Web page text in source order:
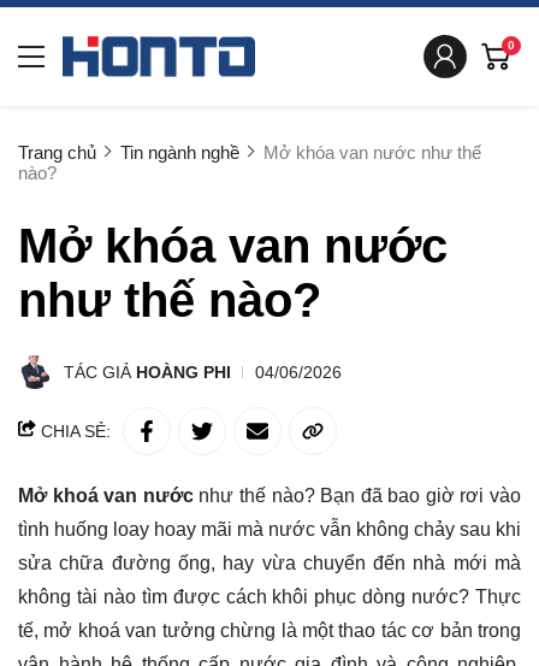
0
Trang chủ Tin ngành nghề
Mở khóa van nước như thế
nào?
Mở khóa van nước
như thế nào?
TÁC GIẢ HOÀNG PHI 04/06/2026
CHIA SẺ:
Mở khoá van nướcnhư thế nào? Bạn đã bao giờ rơi vào
tình huống loay hoay mãi mà nước vẫn không chảy sau khi
sửa chữa đường ống, hay vừa chuyển đến nhà mới mà
không tài nào tìm được cách khôi phục dòng nước? Thực
tế, mở khoá van tưởng chừng là một thao tác cơ bản trong